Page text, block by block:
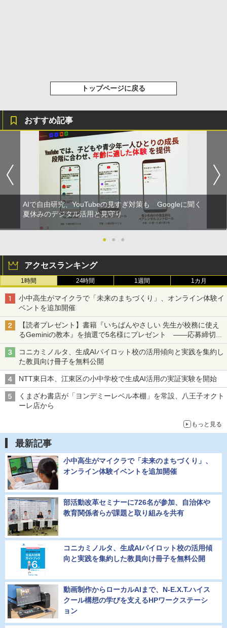
トップページに戻る
おすすめ記事
AIで自由研究、YouTubeの見すぎ対策も Googleに聞く
夏休みのデジタル活用と見守り
● ● ●
アクセスランキング
1時間 24時間 1週間 1カ月
小中高生がマイクラで「未来のまちづくり」、オンライン体験イ
ベントを追加開催
【読者プレゼント】書籍『いちばんやさしい 先生が校務に使え
るGeminiの教本』を抽選で5名様にプレゼント ――応募締切は
2026年8月12日（水）まで
コニカミノルタ、生成AIパイロット校の活用傾向と実践を集約し
た教員向け冊子を無料公開
NTT東日本、江東区の小中学校で生成AI活用の実証実験を開始
くまざわ書店が「ヨンデミーレベル本棚」を常設、八王子オクト
ーレ店から
もっと見る
最新記事
小中高生がマイクラで「未来のまちづくり」、
オンライン体験イベントを追加開催
部活動改革セミナーに726名が参加、自治体や
教育関係者らが課題と取り組みを共有
コニカミノルタ、生成AIパイロット校の活用傾
向と実践を集約した教員向け冊子を無料公開
動画制作からローカルAIまで、N-E.X.T.ハイス
クール構想の学びを支えるHPワークステーシ
ョン